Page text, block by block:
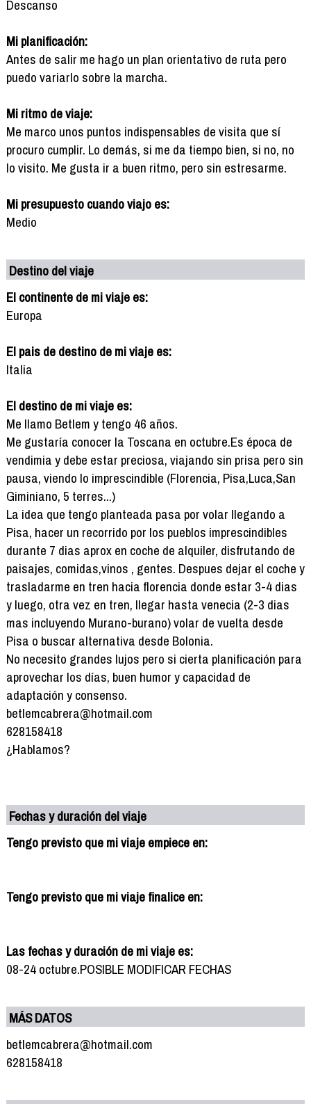
Descanso
Mi planificación:
Antes de salir me hago un plan orientativo de ruta pero
puedo variarlo sobre la marcha.
Mi ritmo de viaje:
Me marco unos puntos indispensables de visita que sí
procuro cumplir. Lo demás, si me da tiempo bien, si no, no
lo visito. Me gusta ir a buen ritmo, pero sin estresarme.
Mi presupuesto cuando viajo es:
Medio
Destino del viaje
El continente de mi viaje es:
Europa
El pais de destino de mi viaje es:
Italia
El destino de mi viaje es:
Me llamo Betlem y tengo 46 años.
Me gustaría conocer la Toscana en octubre.Es época de
vendimia y debe estar preciosa, viajando sin prisa pero sin
pausa, viendo lo imprescindible (Florencia, Pisa,Luca,San
Giminiano, 5 terres...)
La idea que tengo planteada pasa por volar llegando a
Pisa, hacer un recorrido por los pueblos imprescindibles
durante 7 dias aprox en coche de alquiler, disfrutando de
paisajes, comidas,vinos , gentes. Despues dejar el coche y
trasladarme en tren hacia florencia donde estar 3-4 dias
y luego, otra vez en tren, llegar hasta venecia (2-3 dias
mas incluyendo Murano-burano) volar de vuelta desde
Pisa o buscar alternativa desde Bolonia.
No necesito grandes lujos pero si cierta planificación para
aprovechar los días, buen humor y capacidad de
adaptación y consenso.
betlemcabrera@hotmail.com
628158418
¿Hablamos?
Fechas y duración del viaje
Tengo previsto que mi viaje empiece en:
Tengo previsto que mi viaje finalice en:
Las fechas y duración de mi viaje es:
08-24 octubre.POSIBLE MODIFICAR FECHAS
MÁS DATOS
betlemcabrera@hotmail.com
628158418